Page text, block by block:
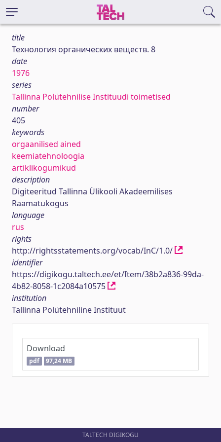
title
Технология органических веществ. 8
date
1976
series
Tallinna Polütehnilise Instituudi toimetised
number
405
keywords
orgaanilised ained
keemiatehnoloogia
artiklikogumikud
description
Digiteeritud Tallinna Ülikooli Akadeemilises
Raamatukogus
language
rus
rights
http://rightsstatements.org/vocab/InC/1.0/
identifier
https://digikogu.taltech.ee/et/Item/38b2a836-99da-
4b82-8058-1c2084a10575
institution
Tallinna Polütehniline Instituut
Download
pdf 97,24 MB
TALTECH DIGIKOGU